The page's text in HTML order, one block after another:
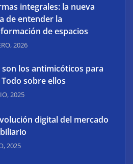
por qué aprender
no es suficiente para los
integrales: la nueva
de entender la
de espacios
2026
son los antimicóticos para
Todo sobre ellos
2025
digital del mercado
2025